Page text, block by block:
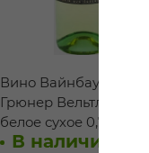
Вино Вайнбау Ленер
Грюнер Вельтлинер
белое сухое 0,75л
В наличии: